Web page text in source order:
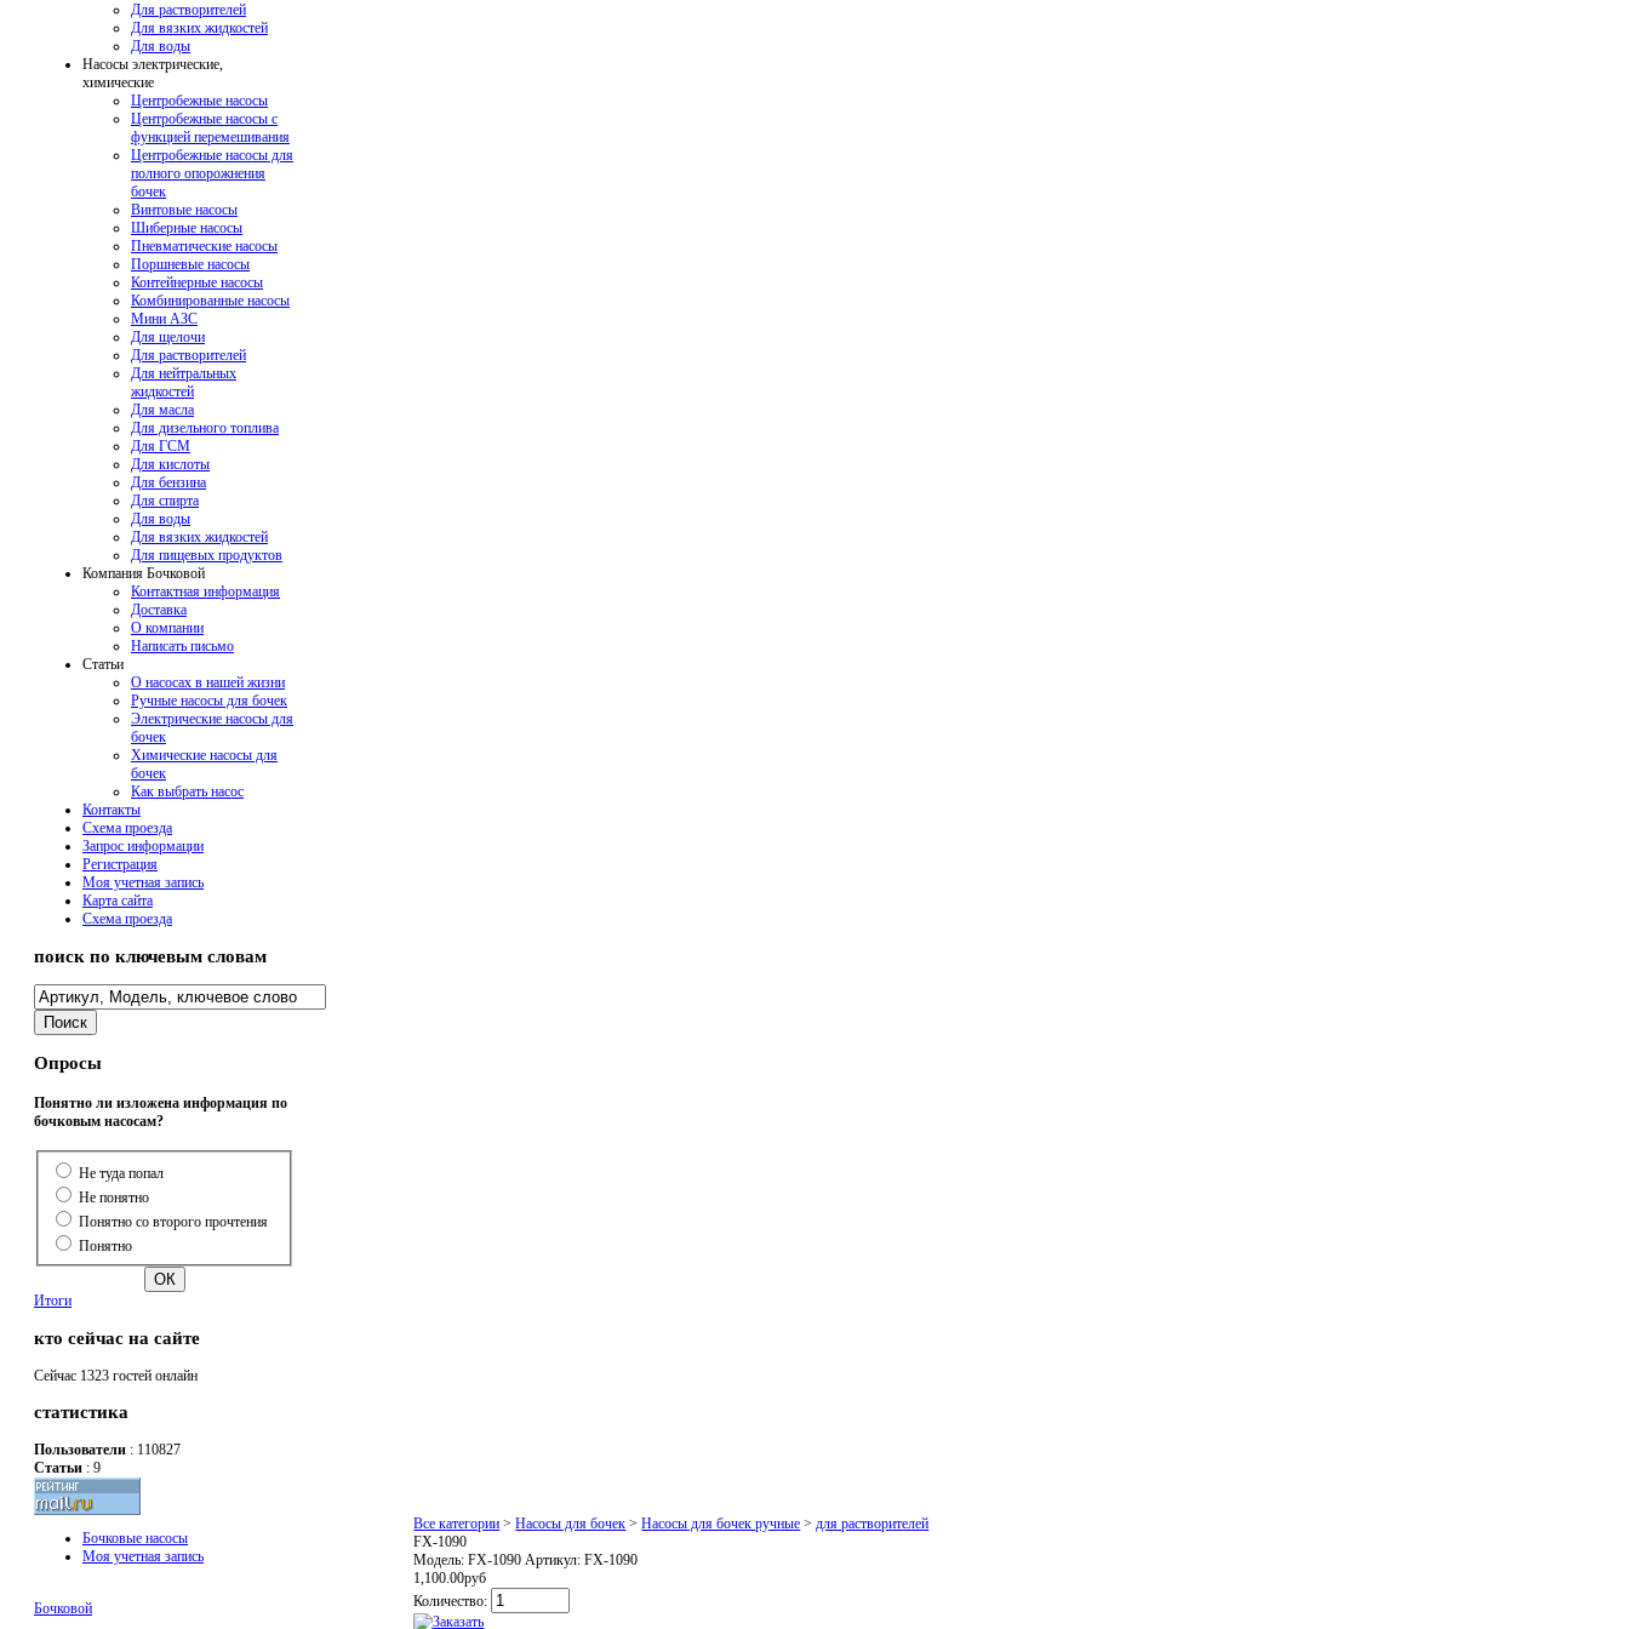
Для растворителей
Для вязких жидкостей
Для воды
Насосы электрические,
химические
Центробежные насосы
Центробежные насосы с
функцией перемешивания
Центробежные насосы для
полного опорожнения
бочек
Винтовые насосы
Шиберные насосы
Пневматические насосы
Поршневые насосы
Контейнерные насосы
Комбинированные насосы
Мини АЗС
Для щелочи
Для растворителей
Для нейтральных
жидкостей
Для масла
Для дизельного топлива
Для ГСМ
Для кислоты
Для бензина
Для спирта
Для воды
Для вязких жидкостей
Для пищевых продуктов
Компания Бочковой
Контактная информация
Доставка
О компании
Написать письмо
Cтатьи
О насосах в нашей жизни
Ручные насосы для бочек
Электрические насосы для
бочек
Химические насосы для
бочек
Как выбрать насос
Контакты
Схема проезда
Запрос информации
Регистрация
Моя учетная запись
Карта сайта
Схема проезда
поиск по ключевым словам
Опросы
Понятно ли изложена информация по
бочковым насосам?
Не туда попал
Не понятно
Понятно со второго прочтения
Понятно
Итоги
кто сейчас на сайте
Сейчас 1323 гостей онлайн
статистика
Пользователи : 110827
Статьи : 9
Все категории >Насосы для бочек >Насосы для бочек ручные > для растворителей
FX-1090
Модель: FX-1090 Артикул: FX-1090
1,100.00руб
Количество:
Бочковые насосы
Моя учетная запись
Бочковой